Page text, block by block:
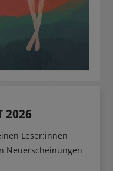
2026
Leser:innen
Neuerscheinungen